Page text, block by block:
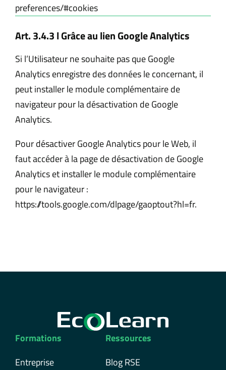
preferences/#cookies
Art. 3.4.3 l Grâce au lien Google Analytics
Si l’Utilisateur ne souhaite pas que Google
Analytics enregistre des données le concernant, il
peut installer le module complémentaire de
navigateur pour la désactivation de Google
Analytics.
Pour désactiver Google Analytics pour le Web, il
faut accéder à la page de désactivation de Google
Analytics et installer le module complémentaire
pour le navigateur :
https://tools.google.com/dlpage/gaoptout?hl=fr.
Formations
Entreprise
Ressources
Blog RSE